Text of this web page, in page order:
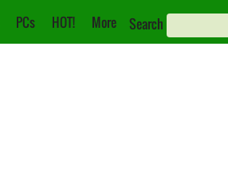
PCs HOT! More Search